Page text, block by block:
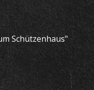
Schützenhaus"